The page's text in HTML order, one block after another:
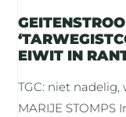
EIWIT IN
TGC: niet
MARIJE